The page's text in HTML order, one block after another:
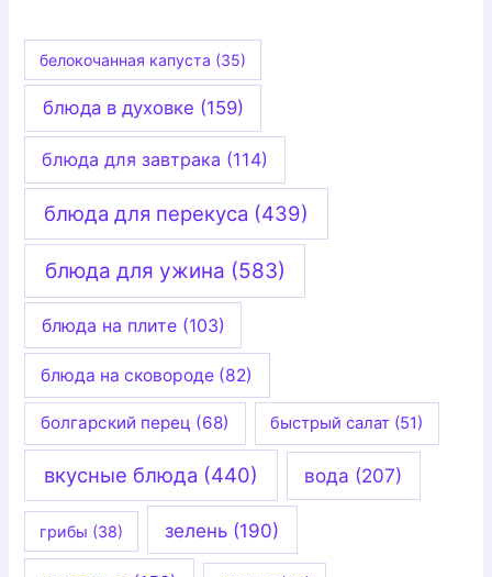
белокочанная капуста (35)
блюда в духовке (159)
блюда для завтрака (114)
блюда для перекуса (439)
блюда для ужина (583)
блюда на плите(103)
блюда на сковороде (82)
болгарский перец (68) быстрый салат (51)
вкусные блюда (440) вода (207)
грибы (38) зелень (190)